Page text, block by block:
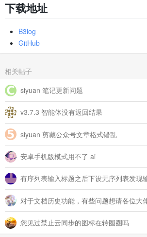
下载地址
B3log
GitHub
相关帖子
siyuan 笔记更新问题
v3.7.3 智能体没有返回结果
siyuan 剪藏公众号文章格式错乱
安卓手机版模式用不了 ai
有序列表输入标题之后下设无序列表发现
对于文档历史功能，有些问题想请各位大
您见过禁止云同步的图标在转圈圈吗